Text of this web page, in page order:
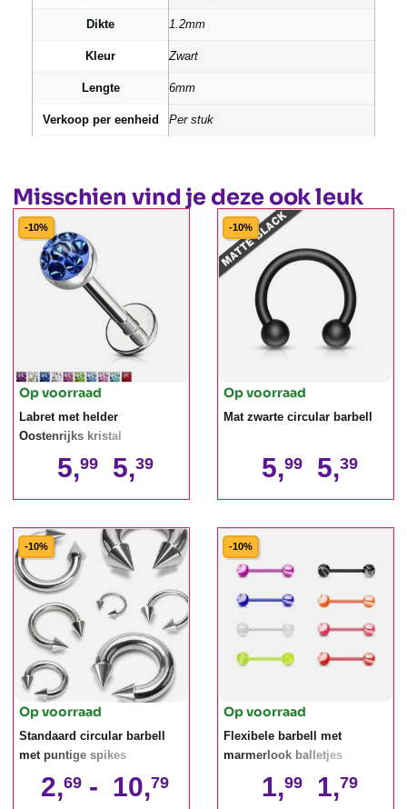
Dikte 1.2mm
Kleur Zwart
Lengte 6mm
Verkoop per eenheid Per stuk
Misschien vind je deze ook leuk
-10%
Op voorraad
Labret met helder
Oostenrijks kristal
5,99 5,39
-10%
Op voorraad
Mat zwarte circular barbell
5,99 5,39
-10%
Op voorraad
Standaard circular barbell
met puntige spikes
2,69 - 10,79
-10%
Op voorraad
Flexibele barbell met
marmerlook balletjes
1,99 1,79